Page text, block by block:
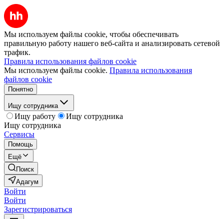
Мы используем файлы cookie, чтобы обеспечивать
правильную работу нашего веб-сайта и анализировать сетевой
трафик.
Правила использования файлов cookie
Мы используем файлы cookie. Правила использования
файлов cookie
Понятно
Ищу сотрудника
Ищу работу
Ищу сотрудника
Ищу сотрудника
Сервисы
Помощь
Ещё
Поиск
Адагум
Войти
Войти
Зарегистрироваться